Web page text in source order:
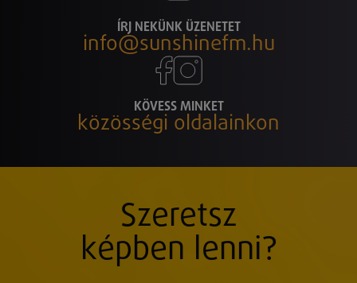
ÍRJ NEKÜNK ÜZENETET
info@sunshinefm.hu
KÖVESS MINKET
közösségi oldalainkon
Szeretsz
képben lenni?